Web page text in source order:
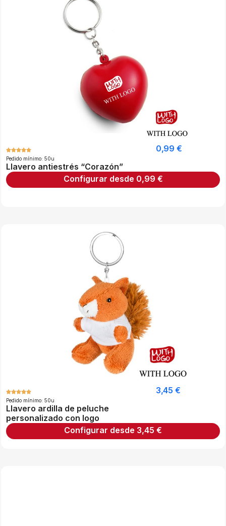
Pedido mínimo: 50u
Llavero antiestrés “Corazón”
0,99 €
Configurar desde 0,99 €
Pedido mínimo: 50u
Llavero ardilla de peluche
personalizado con logo
3,45 €
Configurar desde 3,45 €